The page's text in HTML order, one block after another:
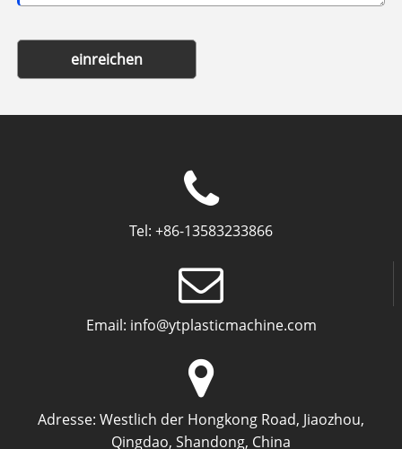
einreichen
Tel: +86-13583233866
Email: info@ytplasticmachine.com
Adresse: Westlich der Hongkong Road, Jiaozhou,
Qingdao, Shandong, China